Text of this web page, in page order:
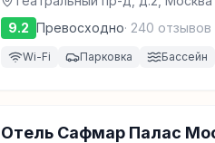
9.2 Превосходно· 240 отзывов
Wi-Fi Парковка Бассейн
Отель Сафмар Палас